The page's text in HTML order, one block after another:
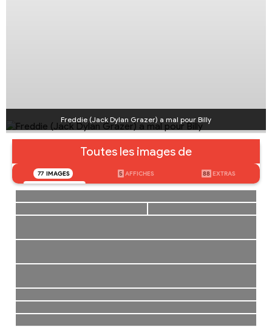
Freddie (Jack Dylan Grazer) a mal pour Billy
Toutes les images de
77 IMAGES 5 AFFICHES 88 EXTRAS